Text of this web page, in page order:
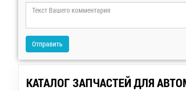
Отправить
КАТАЛОГ ЗАПЧАСТЕЙ ДЛЯ